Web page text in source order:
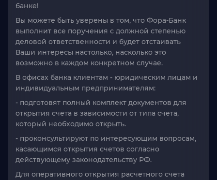
банке!
Вы можете быть уверены в том, что Фора-Банк
выполнит все поручения с должной степенью
деловой ответственности и будет отстаивать
Ваши интересы настолько, насколько это
возможно в каждом конкретном случае.
В офисах банка клиентам - юридическим лицам и
индивидуальным предпринимателям:
- подготовят полный комплект документов для
открытия счета в зависимости от типа счета,
который необходимо открыть.
- проконсультируют по интересующим вопросам,
касающимся открытия счетов согласно
действующему законодательству РФ.
Для оперативного открытия расчетного счета